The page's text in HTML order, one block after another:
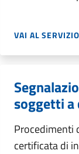
VAI AL SERVIZIO
soggetti a
Procedimenti
certificata di